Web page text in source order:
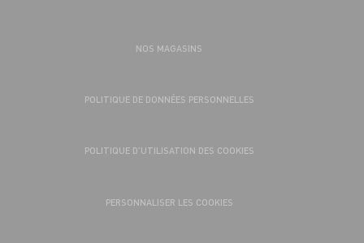
NOS MAGASINS
POLITIQUE DE DONNÉES PERSONNELLES
POLITIQUE D’UTILISATION DES COOKIES
PERSONNALISER LES COOKIES